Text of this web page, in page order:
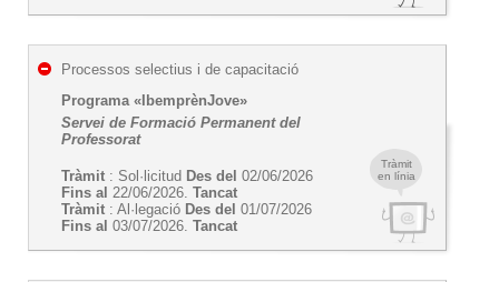
Tràmit
en línia
Processos selectius i de capacitació
Programa «IbemprènJove»
Servei de Formació Permanent del
Professorat
Tràmit : Sol·licitud Des del 02/06/2026
Fins al 22/06/2026. Tancat
Tràmit : Al·legació Des del 01/07/2026
Fins al 03/07/2026. Tancat